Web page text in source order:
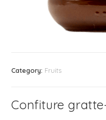
Category: Fruits
Confiture